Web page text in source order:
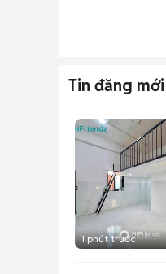
Tin đăng mới
1 phút trước